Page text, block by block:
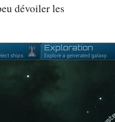
dévoiler les